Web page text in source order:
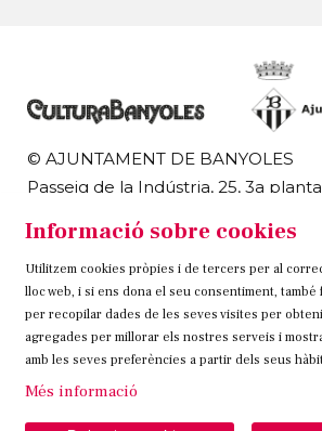
© AJUNTAMENT DE BANYOLES
Passeig de la Indústria, 25, 3a
972 58 18 48 | 972 57 00 50
Sitemap Avís Legal Ús de
Link aLink
Informació sobre cookies
Utilitzem cookies pròpies i de tercers per al
lloc web, i si ens dona el seu consentiment,
per recopilar dades de les seves visites per
agregades per millorar els nostres serveis i
amb les seves preferències a partir dels seus
Més informació